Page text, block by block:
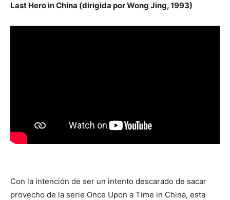
Last Hero in China (dirigida por Wong Jing, 1993)
Con la intención de ser un intento descarado de sacar
provecho de la serie Once Upon a Time in China, esta